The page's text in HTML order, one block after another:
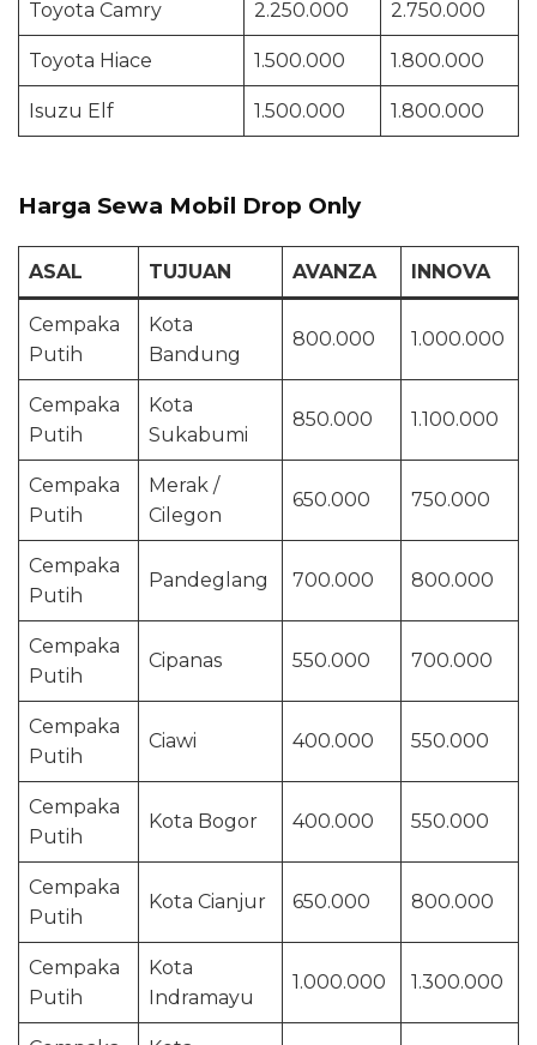
Toyota Camry 2.250.000 2.750.000
Toyota Hiace 1.500.000 1.800.000
Isuzu Elf 1.500.000 1.800.000
Harga Sewa Mobil Drop Only
ASAL TUJUAN AVANZA INNOVA
Cempaka
Putih
Kota
Bandung
800.000 1.000.000
Cempaka
Putih
Kota
Sukabumi
850.000 1.100.000
Cempaka
Putih
Merak /
Cilegon
650.000 750.000
Cempaka
Putih
Pandeglang 700.000 800.000
Cempaka
Putih
Cipanas 550.000 700.000
Cempaka
Putih
Ciawi 400.000 550.000
Cempaka
Putih
Kota Bogor 400.000 550.000
Cempaka
Putih
Kota Cianjur 650.000 800.000
Cempaka
Putih
Kota
Indramayu
1.000.000 1.300.000